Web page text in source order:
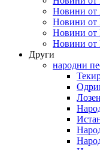
Новини от
Новини от
Новини от
Новини от
Други
народни